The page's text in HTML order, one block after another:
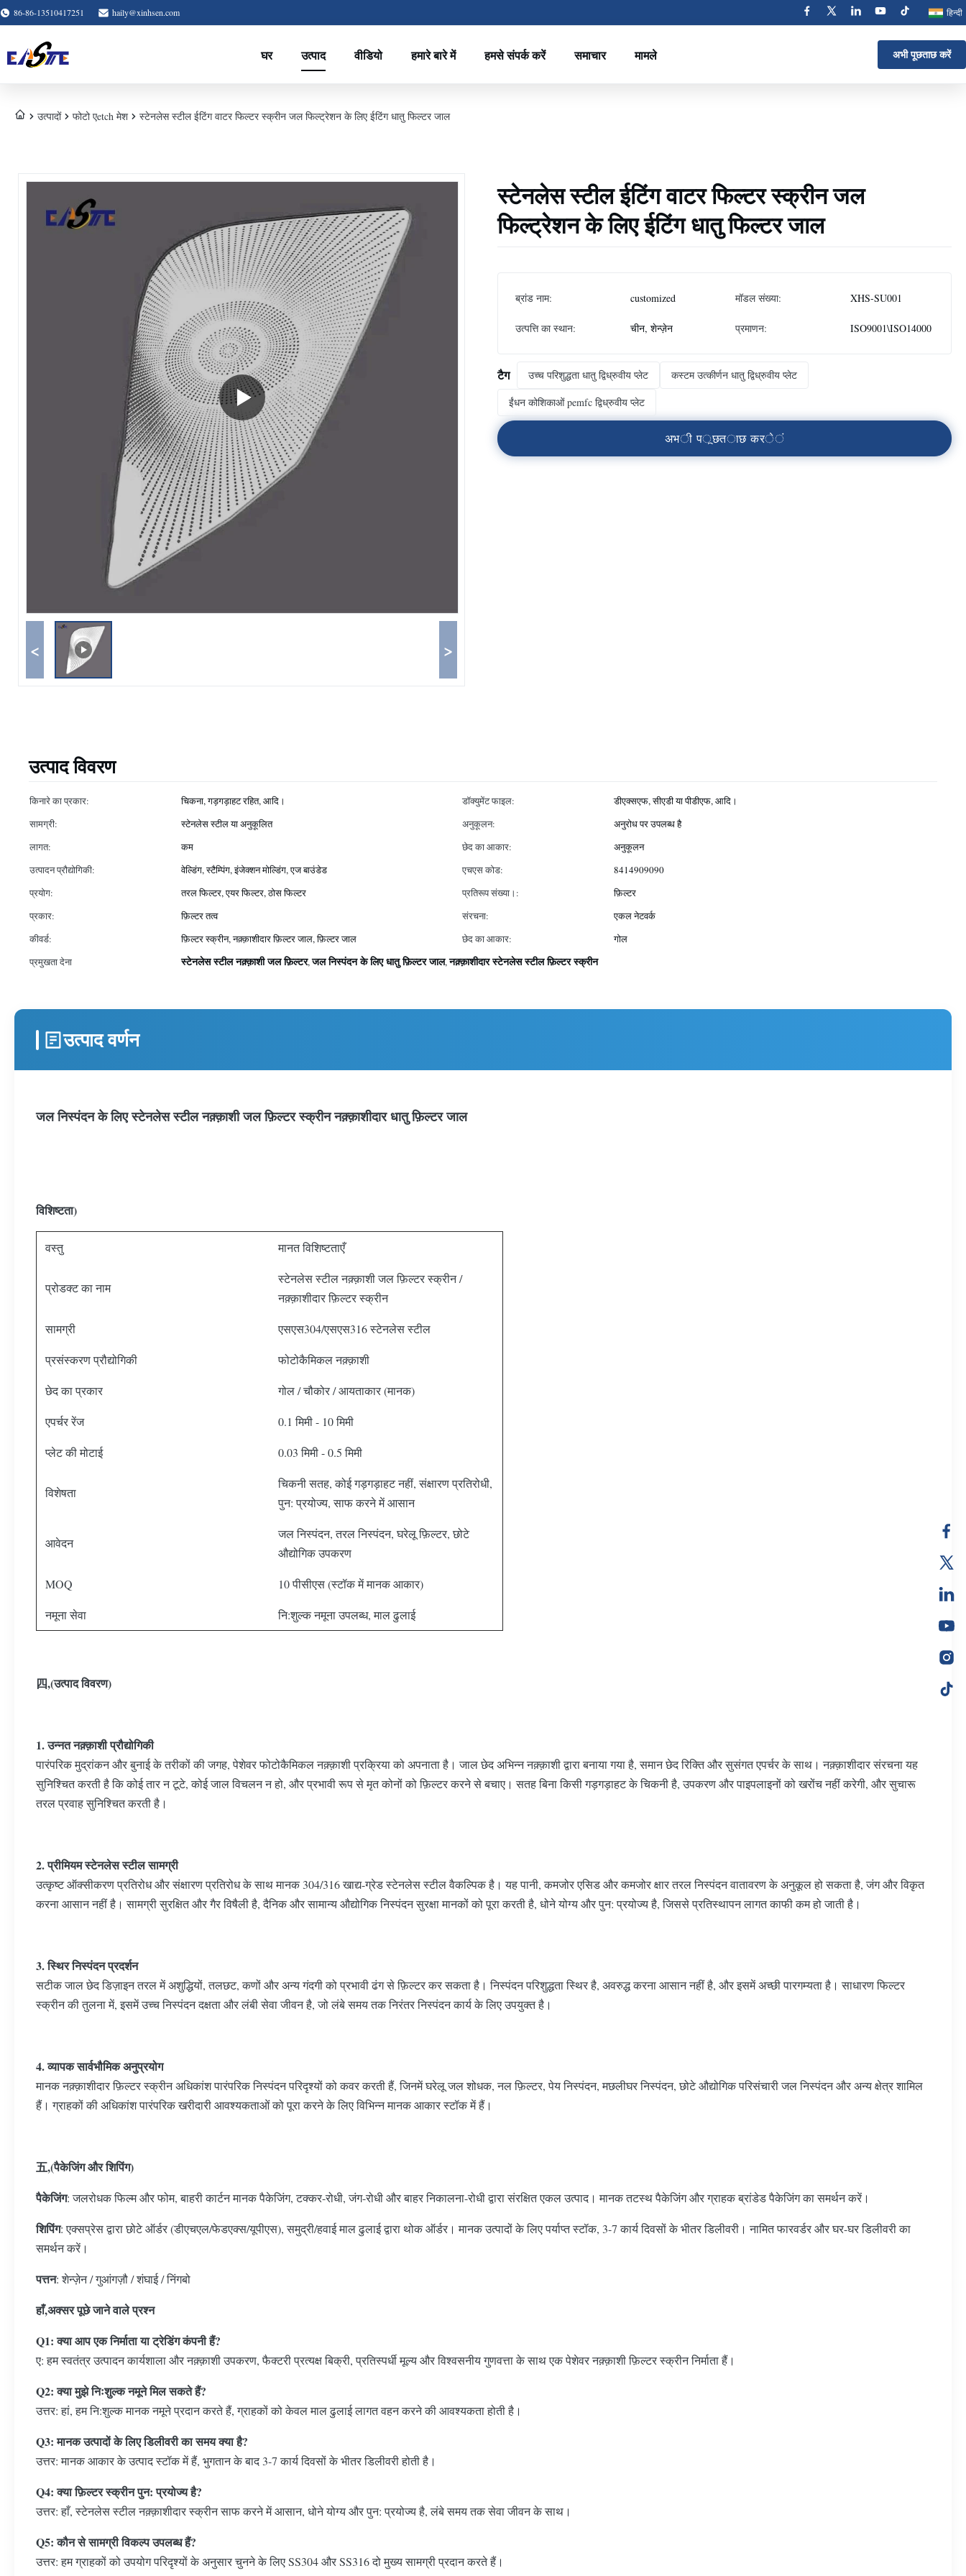
86-86-13510417251 haily@xinhsen.com हिन्दी
घर उत्पाद वीडियो हमारे बारे में हमसे संपर्क करें समाचार मामले अभी पूछताछ करें
उत्पादों फोटो एetch मेश स्टेनलेस स्टील ईटिंग वाटर फिल्टर स्क्रीन जल फिल्ट्रेशन के लिए ईटिंग धातु फिल्टर जाल
< >
स्टेनलेस स्टील ईटिंग वाटर फिल्टर स्क्रीन जल
फिल्ट्रेशन के लिए ईटिंग धातु फिल्टर जाल
ब्रांड नाम: customized मॉडल संख्या: XHS-SU001
उत्पत्ति का स्थान: चीन, शेन्ज़ेन प्रमाणन: ISO9001\ISO14000
टैग उच्च परिशुद्धता धातु द्विध्रुवीय प्लेट
कस्टम उत्कीर्णन धातु द्विध्रुवीय प्लेट
ईंधन कोशिकाओं pemfc द्विध्रुवीय प्लेट
अभी पूछताछ करें
उत्पाद विवरण
किनारे का प्रकार: चिकना, गड़गड़ाहट रहित, आदि। डॉक्युमेंट फाइल:
डीएक्सएफ, सीएडी या पीडीएफ, आदि।
सामग्री:
स्टेनलेस स्टील या अनुकूलित अनुकूलन:
अनुरोध पर उपलब्ध है
लागत:
कम छेद का आकार:
अनुकूलन
उत्पादन प्रौद्योगिकी:
वेल्डिंग, स्टैम्पिंग, इंजेक्शन मोल्डिंग, एज बाउंडेड एचएस कोड:
8414909090
प्रयोग:
तरल फिल्टर, एयर फिल्टर, ठोस फिल्टर प्रतिरूप संख्या।:
फ़िल्टर
प्रकार:
फ़िल्टर तत्व संरचना:
एकल नेटवर्क
कीवर्ड:
फ़िल्टर स्क्रीन, नक़्क़ाशीदार फ़िल्टर जाल, फ़िल्टर जाल छेद का आकार:
गोल
प्रमुखता देना
स्टेनलेस स्टील नक़्क़ाशी जल फ़िल्टर,जल निस्पंदन के लिए धातु फ़िल्टर जाल,नक़्क़ाशीदार स्टेनलेस स्टील फ़िल्टर स्क्रीन
उत्पाद वर्णन
जल निस्पंदन के लिए स्टेनलेस स्टील नक़्क़ाशी जल फ़िल्टर स्क्रीन नक़्क़ाशीदार धातु फ़िल्टर जाल
विशिष्टता)
वस्तु मानत विशिष्टताएँ
प्रोडक्ट का नाम
स्टेनलेस स्टील नक़्क़ाशी जल फ़िल्टर स्क्रीन /
नक़्क़ाशीदार फ़िल्टर स्क्रीन
सामग्री एसएस304/एसएस316 स्टेनलेस स्टील
प्रसंस्करण प्रौद्योगिकी फोटोकैमिकल नक़्क़ाशी
छेद का प्रकार गोल / चौकोर / आयताकार (मानक)
एपर्चर रेंज 0.1 मिमी - 10 मिमी
प्लेट की मोटाई 0.03 मिमी - 0.5 मिमी
विशेषता
चिकनी सतह, कोई गड़गड़ाहट नहीं, संक्षारण प्रतिरोधी,
पुन: प्रयोज्य, साफ करने में आसान
आवेदन
जल निस्पंदन, तरल निस्पंदन, घरेलू फ़िल्टर, छोटे
औद्योगिक उपकरण
MOQ 10 पीसीएस (स्टॉक में मानक आकार)
नमूना सेवा नि:शुल्क नमूना उपलब्ध, माल ढुलाई
四,(उत्पाद विवरण)
1. उन्नत नक़्क़ाशी प्रौद्योगिकी
पारंपरिक मुद्रांकन और बुनाई के तरीकों की जगह, पेशेवर फोटोकैमिकल नक़्क़ाशी प्रक्रिया को अपनाता है। जाल छेद अभिन्न नक़्क़ाशी द्वारा बनाया गया है, समान छेद रिक्ति और सुसंगत एपर्चर के साथ। नक़्क़ाशीदार संरचना यह
सुनिश्चित करती है कि कोई तार न टूटे, कोई जाल विचलन न हो, और प्रभावी रूप से मृत कोनों को फ़िल्टर करने से बचाए। सतह बिना किसी गड़गड़ाहट के चिकनी है, उपकरण और पाइपलाइनों को खरोंच नहीं करेगी, और सुचारू
तरल प्रवाह सुनिश्चित करती है।
2. प्रीमियम स्टेनलेस स्टील सामग्री
उत्कृष्ट ऑक्सीकरण प्रतिरोध और संक्षारण प्रतिरोध के साथ मानक 304/316 खाद्य-ग्रेड स्टेनलेस स्टील वैकल्पिक है। यह पानी, कमजोर एसिड और कमजोर क्षार तरल निस्पंदन वातावरण के अनुकूल हो सकता है, जंग और विकृत
करना आसान नहीं है। सामग्री सुरक्षित और गैर विषैली है, दैनिक और सामान्य औद्योगिक निस्पंदन सुरक्षा मानकों को पूरा करती है, धोने योग्य और पुन: प्रयोज्य है, जिससे प्रतिस्थापन लागत काफी कम हो जाती है।
3. स्थिर निस्पंदन प्रदर्शन
सटीक जाल छेद डिज़ाइन तरल में अशुद्धियों, तलछट, कणों और अन्य गंदगी को प्रभावी ढंग से फ़िल्टर कर सकता है। निस्पंदन परिशुद्धता स्थिर है, अवरुद्ध करना आसान नहीं है, और इसमें अच्छी पारगम्यता है। साधारण फिल्टर
स्क्रीन की तुलना में, इसमें उच्च निस्पंदन दक्षता और लंबी सेवा जीवन है, जो लंबे समय तक निरंतर निस्पंदन कार्य के लिए उपयुक्त है।
4. व्यापक सार्वभौमिक अनुप्रयोग
मानक नक़्क़ाशीदार फ़िल्टर स्क्रीन अधिकांश पारंपरिक निस्पंदन परिदृश्यों को कवर करती हैं, जिनमें घरेलू जल शोधक, नल फ़िल्टर, पेय निस्पंदन, मछलीघर निस्पंदन, छोटे औद्योगिक परिसंचारी जल निस्पंदन और अन्य क्षेत्र शामिल
हैं। ग्राहकों की अधिकांश पारंपरिक खरीदारी आवश्यकताओं को पूरा करने के लिए विभिन्न मानक आकार स्टॉक में हैं।
五,(पैकेजिंग और शिपिंग)
पैकेजिंग: जलरोधक फिल्म और फोम, बाहरी कार्टन मानक पैकेजिंग, टक्कर-रोधी, जंग-रोधी और बाहर निकालना-रोधी द्वारा संरक्षित एकल उत्पाद। मानक तटस्थ पैकेजिंग और ग्राहक ब्रांडेड पैकेजिंग का समर्थन करें।
शिपिंग: एक्सप्रेस द्वारा छोटे ऑर्डर (डीएचएल/फेडएक्स/यूपीएस), समुद्री/हवाई माल ढुलाई द्वारा थोक ऑर्डर। मानक उत्पादों के लिए पर्याप्त स्टॉक, 3-7 कार्य दिवसों के भीतर डिलीवरी। नामित फारवर्डर और घर-घर डिलीवरी का
समर्थन करें।
पत्तन: शेन्ज़ेन / गुआंगज़ौ / शंघाई / निंगबो
हाँ,अक्सर पूछे जाने वाले प्रश्न
Q1: क्या आप एक निर्माता या ट्रेडिंग कंपनी हैं?
ए: हम स्वतंत्र उत्पादन कार्यशाला और नक़्क़ाशी उपकरण, फैक्टरी प्रत्यक्ष बिक्री, प्रतिस्पर्धी मूल्य और विश्वसनीय गुणवत्ता के साथ एक पेशेवर नक़्क़ाशी फ़िल्टर स्क्रीन निर्माता हैं।
Q2: क्या मुझे निःशुल्क नमूने मिल सकते हैं?
उत्तर: हां, हम नि:शुल्क मानक नमूने प्रदान करते हैं, ग्राहकों को केवल माल ढुलाई लागत वहन करने की आवश्यकता होती है।
Q3: मानक उत्पादों के लिए डिलीवरी का समय क्या है?
उत्तर: मानक आकार के उत्पाद स्टॉक में हैं, भुगतान के बाद 3-7 कार्य दिवसों के भीतर डिलीवरी होती है।
Q4: क्या फ़िल्टर स्क्रीन पुन: प्रयोज्य है?
उत्तर: हाँ, स्टेनलेस स्टील नक़्क़ाशीदार स्क्रीन साफ ​​करने में आसान, धोने योग्य और पुन: प्रयोज्य है, लंबे समय तक सेवा जीवन के साथ।
Q5: कौन से सामग्री विकल्प उपलब्ध हैं?
उत्तर: हम ग्राहकों को उपयोग परिदृश्यों के अनुसार चुनने के लिए SS304 और SS316 दो मुख्य सामग्री प्रदान करते हैं।